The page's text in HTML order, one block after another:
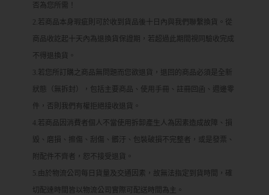
否為您所需！
2.若商品本身瑕疵則可於收到貨品後十日內與我們聯繫換貨。從
商品收訖起十天內為退換貨保證期，若超過此期間視同驗收完成
不得退換貨。
3.若您所訂購之商品無問題而您欲退貨，退回的商品必須是全新
狀態（無拆封），包括主要商品、使用手冊、註冊回函、週邊零
件，否則我們有權拒絕接收退貨。
4.若商品因消費者個人不當使用拆卸產生人為因素造成故障、損
毀、磨損、擦傷、刮傷、髒汙、包裝破損不完整者，或是發票、
附配件不齊者，恕不接受退貨。
5.由於物流公司每日貨量及交通因素，故無法指定到貨時間，確
切配達時間皆以物流公司實際可配送時間為主。